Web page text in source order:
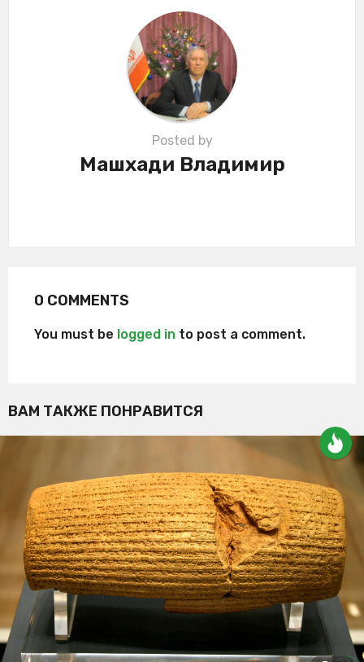
Posted by
Машхади Владимир
0 COMMENTS
You must be logged in to post a comment.
ВАМ ТАКЖЕ ПОНРАВИТСЯ